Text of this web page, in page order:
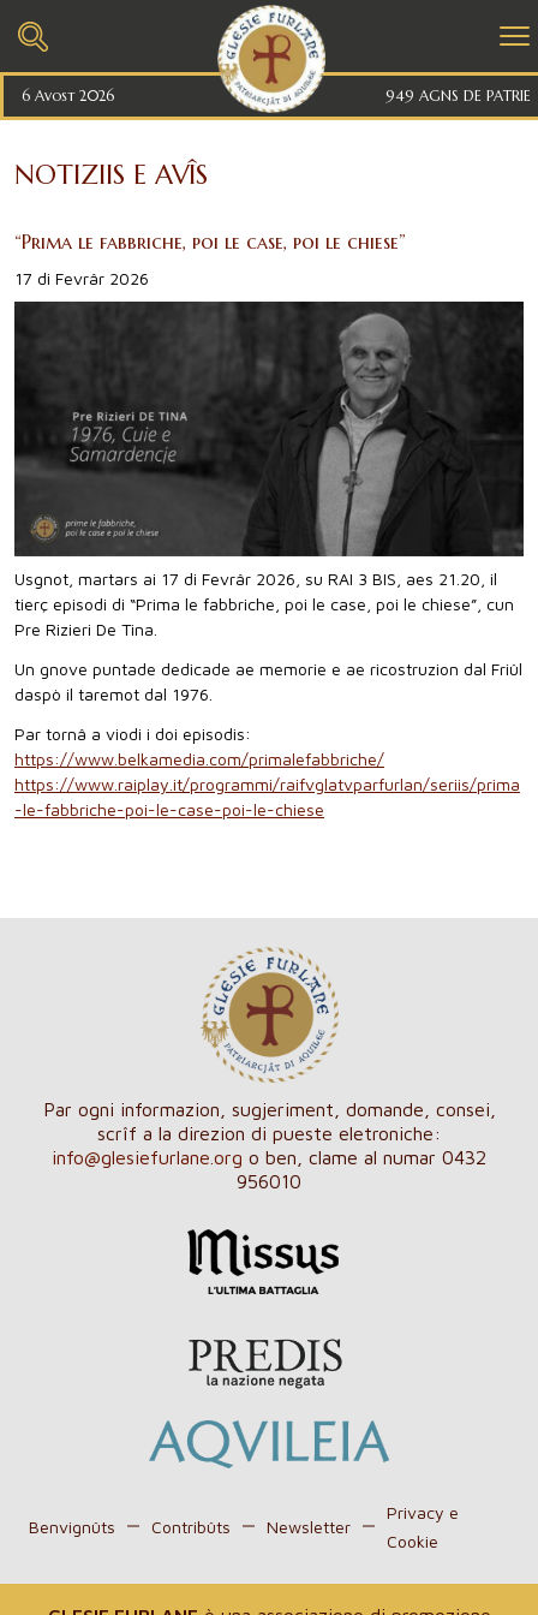
6 Avost 2026 949 AGNS DE PATRIE
NOTIZIIS E AVÎS
“Prima le fabbriche, poi le case, poi le chiese”
17 di Fevrâr 2026
Usgnot, martars ai 17 di Fevrâr 2026, su RAI 3 BIS, aes 21.20, il
tierç episodi di “Prima le fabbriche, poi le case, poi le chiese”, cun
Pre Rizieri De Tina.
Un gnove puntade dedicade ae memorie e ae ricostruzion dal Friûl
daspò il taremot dal 1976.
Par tornâ a viodi i doi episodis:
https://www.belkamedia.com/primalefabbriche/
https://www.raiplay.it/programmi/raifvglatvparfurlan/seriis/prima
-le-fabbriche-poi-le-case-poi-le-chiese
Par ogni informazion, sugjeriment, domande, consei,
scrîf a la direzion di pueste eletroniche:
info@glesiefurlane.org o ben, clame al numar 0432
956010
Benvignûts Contribûts Newsletter
Privacy e
Cookie